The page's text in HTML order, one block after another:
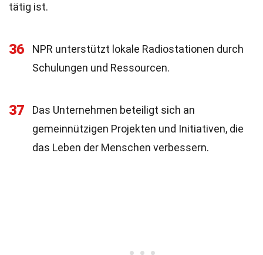
tätig ist.
36
NPR unterstützt lokale Radiostationen durch
Schulungen und Ressourcen.
37
Das Unternehmen beteiligt sich an
gemeinnützigen Projekten und Initiativen, die
das Leben der Menschen verbessern.